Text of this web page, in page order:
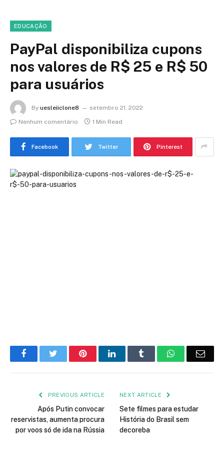
EDUCAÇÃO
PayPal disponibiliza cupons
nos valores de R$ 25 e R$ 50
para usuários
By uesleiiclone8
setembro 21, 2022
Nenhum comentário
1 Min Read
Facebook Twitter Pinterest
FacebookTwitter PinterestLinkedIn Tumblr WhatsApp
PREVIOUS ARTICLE
Após Putin convocar
reservistas, aumenta procura
por voos só de ida na Rússia
NEXT ARTICLE
Sete filmes para estudar
História do Brasil sem
decoreba